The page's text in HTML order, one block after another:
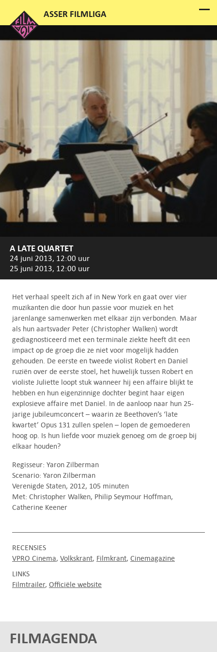
A LATE QUARTET
24 juni 2013, 12:00 uur
25 juni 2013, 12:00 uur
Het verhaal speelt zich af in New York en gaat over vier
muzikanten die door hun passie voor muziek en het
jarenlange samenwerken met elkaar zijn verbonden. Maar
als hun aartsvader Peter (Christopher Walken) wordt
gediagnosticeerd met een terminale ziekte heeft dit een
impact op de groep die ze niet voor mogelijk hadden
gehouden. De eerste en tweede violist Robert en Daniel
ruziën over de eerste stoel, het huwelijk tussen Robert en
violiste Juliette loopt stuk wanneer hij een affaire blijkt te
hebben en hun eigenzinnige dochter begint haar eigen
explosieve affaire met Daniel. In de aanloop naar hun 25-
jarige jubileumconcert – waarin ze Beethoven’s ‘late
kwartet’ Opus 131 zullen spelen – lopen de gemoederen
hoog op. Is hun liefde voor muziek genoeg om de groep bij
elkaar houden?
Regisseur: Yaron Zilberman
Scenario: Yaron Zilberman
Verenigde Staten, 2012, 105 minuten
Met: Christopher Walken, Philip Seymour Hoffman,
Catherine Keener
RECENSIES
VPRO Cinema Volkskrant Filmkrant Cinemagazine
LINKS
Filmtrailer Officiële website
FILMAGENDA